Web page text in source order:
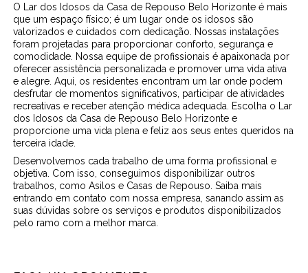
O Lar dos Idosos da Casa de Repouso Belo Horizonte é mais
que um espaço físico; é um lugar onde os idosos são
valorizados e cuidados com dedicação. Nossas instalações
foram projetadas para proporcionar conforto, segurança e
comodidade. Nossa equipe de profissionais é apaixonada por
oferecer assistência personalizada e promover uma vida ativa
e alegre. Aqui, os residentes encontram um lar onde podem
desfrutar de momentos significativos, participar de atividades
recreativas e receber atenção médica adequada. Escolha o Lar
dos Idosos da Casa de Repouso Belo Horizonte e
proporcione uma vida plena e feliz aos seus entes queridos na
terceira idade.
Desenvolvemos cada trabalho de uma forma profissional e
objetiva. Com isso, conseguimos disponibilizar outros
trabalhos, como Asilos e Casas de Repouso. Saiba mais
entrando em contato com nossa empresa, sanando assim as
suas dúvidas sobre os serviços e produtos disponibilizados
pelo ramo com a melhor marca.